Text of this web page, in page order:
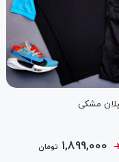
مشکی
قیمت
1,899,000 تومانقیمت